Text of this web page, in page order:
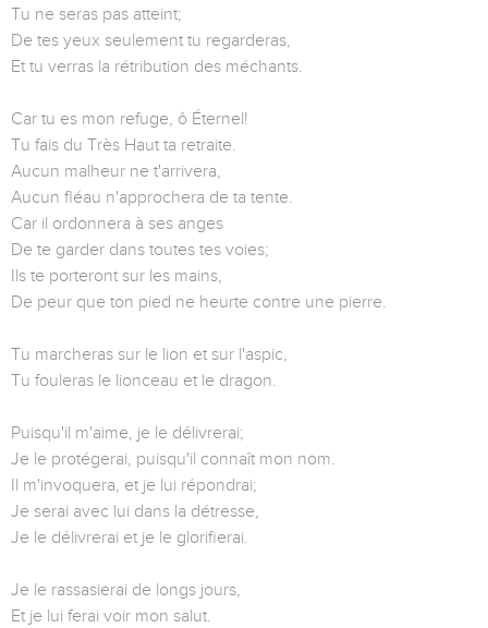
Tu ne seras pas atteint;
De tes yeux seulement tu regarderas,
Et tu verras la rétribution des méchants.
Car tu es mon refuge, ô Éternel!
Tu fais du Très Haut ta retraite.
Aucun malheur ne t'arrivera,
Aucun fléau n'approchera de ta tente.
Car il ordonnera à ses anges
De te garder dans toutes tes voies;
Ils te porteront sur les mains,
De peur que ton pied ne heurte contre une pierre.
Tu marcheras sur le lion et sur l'aspic,
Tu fouleras le lionceau et le dragon.
Puisqu'il m'aime, je le délivrerai;
Je le protégerai, puisqu'il connaît mon nom.
Il m'invoquera, et je lui répondrai;
Je serai avec lui dans la détresse,
Je le délivrerai et je le glorifierai.
Je le rassasierai de longs jours,
Et je lui ferai voir mon salut.